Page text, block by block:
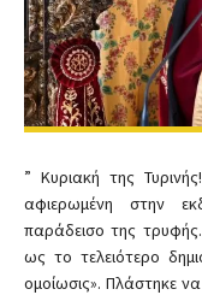
” Κυριακή της
αφιερωμένη στην
παράδεισο της
ως το τελειότερο
ομοίωσις». Πλάστηκε